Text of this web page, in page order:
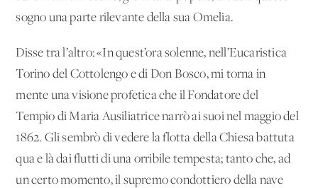
sogno una parte rilevante della sua Omelia.
Disse tra l’altro: «In quest’ora solenne, nell’Eucaristica
Torino del Cottolengo e di Don Bosco, mi torna in
mente una visione profetica che il Fondatore del
Tempio di Maria Ausiliatrice narrò ai suoi nel maggio del
1862. Gli sembrò di vedere la flotta della Chiesa battuta
qua e là dai flutti di una orribile tempesta; tanto che, ad
un certo momento, il supremo condottiero della nave